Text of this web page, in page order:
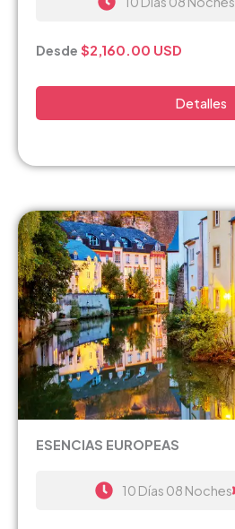
Desde $2,160.00 USD
Detalles
ESENCIAS EUROPEAS
10 Días 08 Noches